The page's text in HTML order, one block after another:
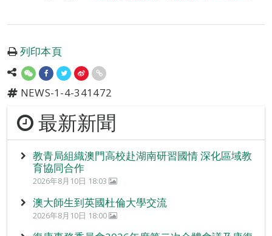
列印本頁
NEWS-1-4-341472
最新新聞
教青局組織澳門高校赴湖南研習國情 深化區域教
育協同合作
2026年8月10日 18:03
澳大師生到英國杜倫大學交流
2026年8月10日 18:00